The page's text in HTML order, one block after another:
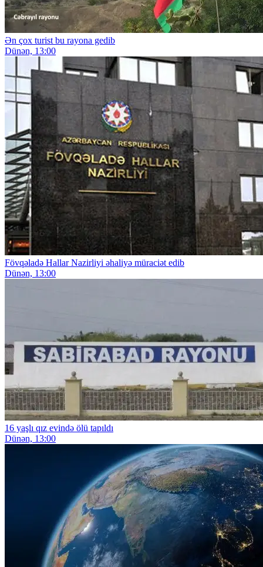
Ən çox turist bu rayona gedib
Dünən, 13:00
Fövqəladə Hallar Nazirliyi əhaliyə müraciət edib
Dünən, 13:00
16 yaşlı qız evində ölü tapıldı
Dünən, 13:00